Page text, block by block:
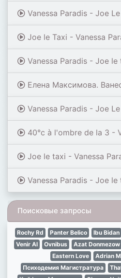
Vanessa Paradis - Joe
Joe le Taxi - Vanessa
Vanessa Paradis - Joe le taxi (Live au
Елена Максимова. Ванесса Паради - \"Joe le Taxi\". Точь-в-точь.
Vanessa Paradis - Joe Le
40°c à l'ombre de la 3 - Vanessa Paradis
Joe le taxi - Vanessa Paradis @ La Nuit
Vanessa Paradis - Joe le taxi | Life Concert in
Поисковые запросы
Rochy Rd Panter Belico Ibu Bidan
Venir Al
Ovnibus Azat Donmezow
Eastern Love
Adrian
Психодемия Магистратура